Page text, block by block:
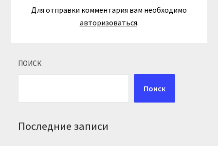
Для отправки комментария вам необходимо
авторизоваться.
ПОИСК
Поиск
Последние записи